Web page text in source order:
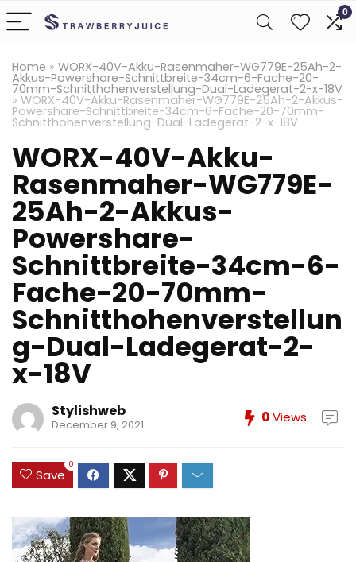
0
Home » WORX-40V-Akku-Rasenmaher-WG779E-25Ah-2-
Akkus-Powershare-Schnittbreite-34cm-6-Fache-20-
70mm-Schnitthohenverstellung-Dual-Ladegerat-2-x-18V
» WORX-40V-Akku-Rasenmaher-WG779E-25Ah-2-Akkus-
Powershare-Schnittbreite-34cm-6-Fache-20-70mm-
Schnitthohenverstellung-Dual-Ladegerat-2-x-18V
WORX-40V-Akku-
Rasenmaher-WG779E-
25Ah-2-Akkus-
Powershare-
Schnittbreite-34cm-6-
Fache-20-70mm-
Schnitthohenverstellun
g-Dual-Ladegerat-2-
x-18V
Stylishweb
December 9, 2021 0Views
Save
0